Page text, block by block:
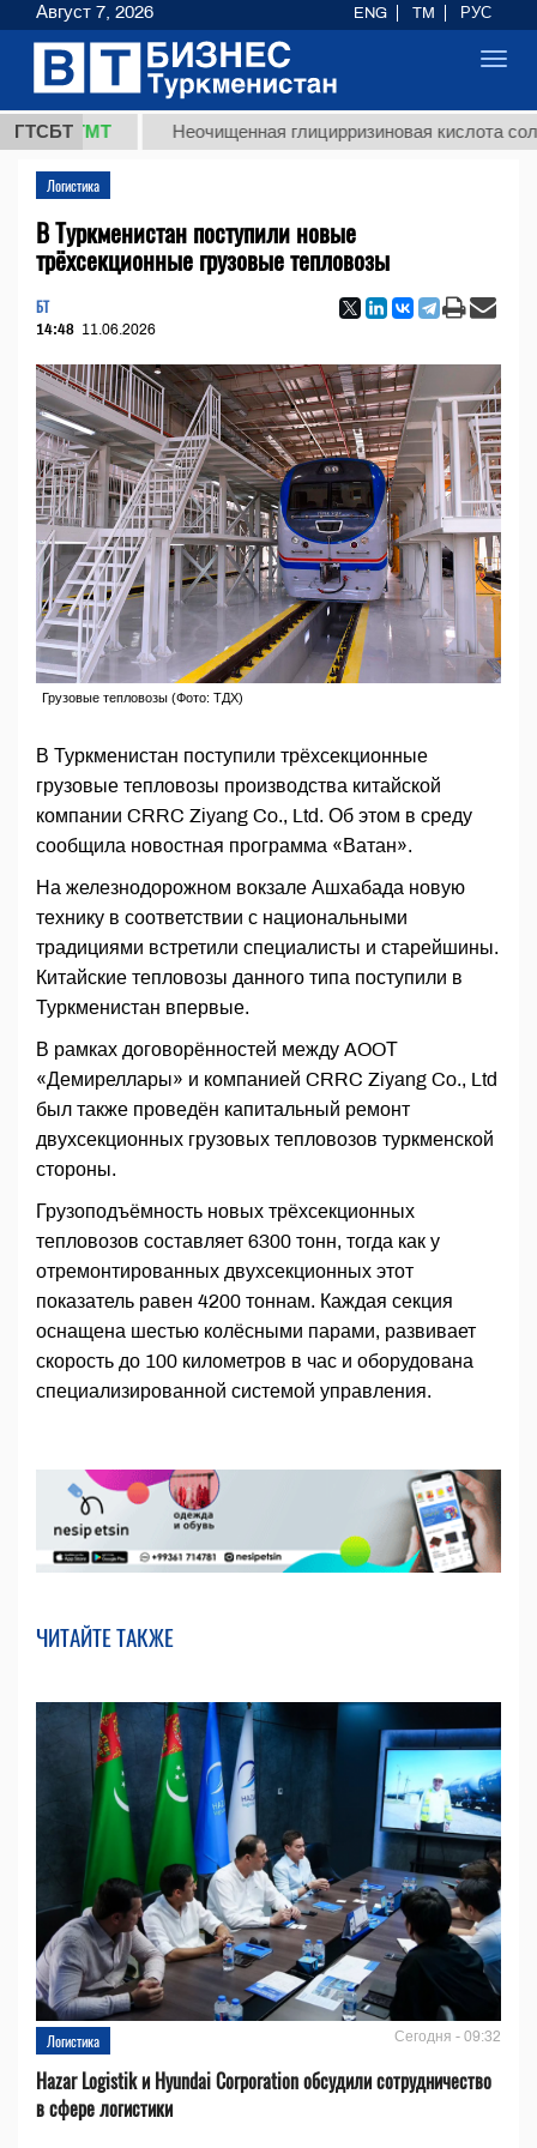
ГТСБТ
ТМТ Неочищенная глицирризиновая кислота
Логистика
В Туркменистан поступили новые
трёхсекционные грузовые тепловозы
БТ
14:48 11.06.2026
Грузовые тепловозы (Фото: ТДХ)
В Туркменистан поступили трёхсекционные
грузовые тепловозы производства китайской
компании CRRC Ziyang Co., Ltd. Об этом в среду
сообщила новостная программа «Ватан».
На железнодорожном вокзале Ашхабада новую
технику в соответствии с национальными
традициями встретили специалисты и старейшины.
Китайские тепловозы данного типа поступили в
Туркменистан впервые.
В рамках договорённостей между AOOТ
«Демиреллары» и компанией CRRC Ziyang Co., Ltd
был также проведён капитальный ремонт
двухсекционных грузовых тепловозов туркменской
стороны.
Грузоподъёмность новых трёхсекционных
тепловозов составляет 6300 тонн, тогда как у
отремонтированных двухсекционных этот
показатель равен 4200 тоннам. Каждая секция
оснащена шестью колёсными парами, развивает
скорость до 100 километров в час и оборудована
специализированной системой управления.
ЧИТАЙТЕ ТАКЖЕ
Логистика Сегодня - 09:32
Hazar Logistik и Hyundai Corporation обсудили сотрудничество
в сфере логистики
Август 7, 2026 ENG TM РУС